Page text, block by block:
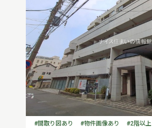
#間取り図あり #物件画像あり #2階以上